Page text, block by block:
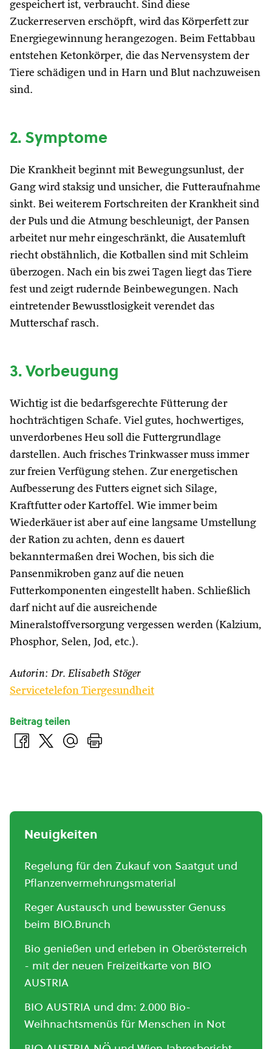
gespeichert ist, verbraucht. Sind diese
Zuckerreserven erschöpft, wird das Körperfett zur
Energiegewinnung herangezogen. Beim Fettabbau
entstehen Ketonkörper, die das Nervensystem der
Tiere schädigen und in Harn und Blut nachzuweisen
sind.
2. Symptome
Die Krankheit beginnt mit Bewegungsunlust, der
Gang wird staksig und unsicher, die Futteraufnahme
sinkt. Bei weiterem Fortschreiten der Krankheit sind
der Puls und die Atmung beschleunigt, der Pansen
arbeitet nur mehr eingeschränkt, die Ausatemluft
riecht obstähnlich, die Kotballen sind mit Schleim
überzogen. Nach ein bis zwei Tagen liegt das Tiere
fest und zeigt rudernde Beinbewegungen. Nach
eintretender Bewusstlosigkeit verendet das
Mutterschaf rasch.
3. Vorbeugung
Wichtig ist die bedarfsgerechte Fütterung der
hochträchtigen Schafe. Viel gutes, hochwertiges,
unverdorbenes Heu soll die Futtergrundlage
darstellen. Auch frisches Trinkwasser muss immer
zur freien Verfügung stehen. Zur energetischen
Aufbesserung des Futters eignet sich Silage,
Kraftfutter oder Kartoffel. Wie immer beim
Wiederkäuer ist aber auf eine langsame Umstellung
der Ration zu achten, denn es dauert
bekanntermaßen drei Wochen, bis sich die
Pansenmikroben ganz auf die neuen
Futterkomponenten eingestellt haben. Schließlich
darf nicht auf die ausreichende
Mineralstoffversorgung vergessen werden (Kalzium,
Phosphor, Selen, Jod, etc.).
Autorin: Dr. Elisabeth Stöger
Servicetelefon Tiergesundheit
Beitrag teilen
Neuigkeiten
Regelung für den Zukauf von Saatgut und
Pflanzenvermehrungsmaterial
Reger Austausch und bewusster Genuss
beim BIO.Brunch
Bio genießen und erleben in Oberösterreich
- mit der neuen Freizeitkarte von BIO
AUSTRIA
BIO AUSTRIA und dm: 2.000 Bio-
Weihnachtsmenüs für Menschen in Not